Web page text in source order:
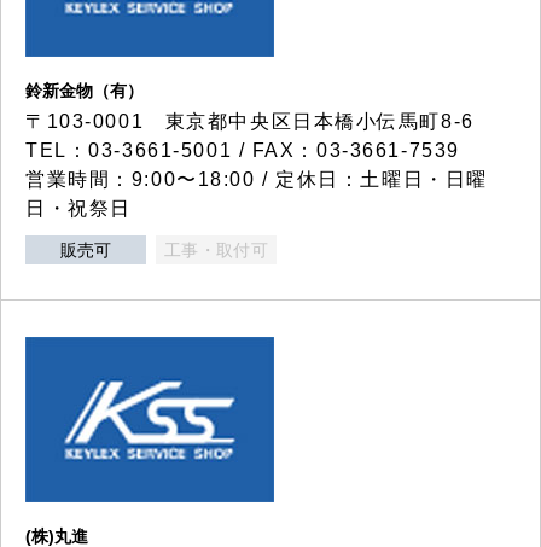
鈴新金物（有）
〒103-0001 東京都中央区日本橋小伝馬町8-6
TEL：03-3661-5001 / FAX：03-3661-7539
営業時間：9:00〜18:00 / 定休日：土曜日・日曜
日・祝祭日
販売可 工事・取付可
(株)丸進